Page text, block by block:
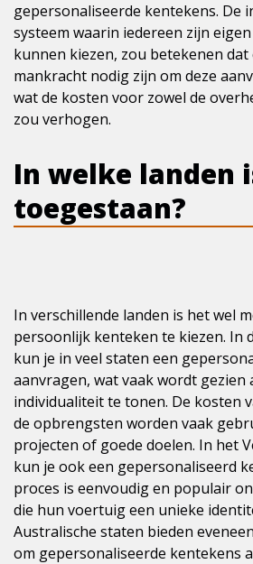
gepersonaliseerde kentekens. De
systeem waarin iedereen zijn
kunnen kiezen, zou betekenen
mankracht nodig zijn om deze
wat de kosten voor zowel de
zou verhogen.
In welke landen
toegestaan?
In verschillende landen is het wel
persoonlijk kenteken te kiezen. In
kun je in veel staten een
aanvragen, wat vaak wordt gezien
individualiteit te tonen. De kosten
de opbrengsten worden vaak
projecten of goede doelen. In het
kun je ook een gepersonaliseerd
proces is eenvoudig en populair
die hun voertuig een unieke
Australische staten bieden
om gepersonaliseerde kentekens